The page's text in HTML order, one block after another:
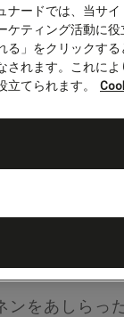
レス
グ
レンドリーで
ンをあしらっ
ナードでは、当サ
ケティング活動に
る」をクリックす
されます。これに
立てられます。